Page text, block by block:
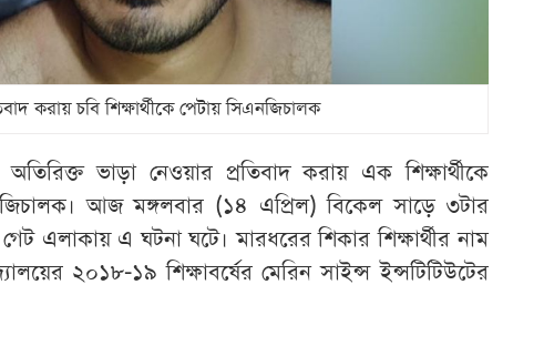
করায় চবি শিক্ষার্থীকে পেটায় সিএনজিচালক
অতিরিক্ত ভাড়া নেওয়ার প্রতিবাদ করায় এক শিক্ষার্থীকে
আজ মঙ্গলবার (১৪ এপ্রিল) বিকেল সাড়ে ৩টার
গেট এলাকায় এ ঘটনা ঘটে। মারধরের শিকার শিক্ষার্থীর নাম
২০১৮-১৯ শিক্ষাবর্ষের মেরিন সাইন্স ইন্সটিটিউটের